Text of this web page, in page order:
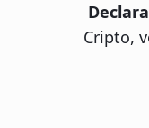
Cripto,